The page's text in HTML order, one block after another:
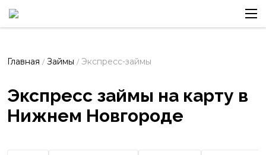
Главная / Займы / Экспресс-займы
Экспресс займы на карту в
Нижнем Новгороде